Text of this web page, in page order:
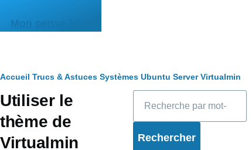
Mon pense-bête
Fil
d'Ariane
Accueil Trucs & Astuces Systèmes Ubuntu Server Virtualmin
Utiliser le
thème de
Virtualmin